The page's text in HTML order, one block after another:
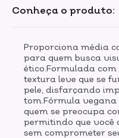
Conheça o produto:
Proporciona média
para quem busca
ético.Formulada
textura leve que se
pele, disfarçando
tom.Fórmula vegana
quem se preocupa
permitindo que você
sem comprometer